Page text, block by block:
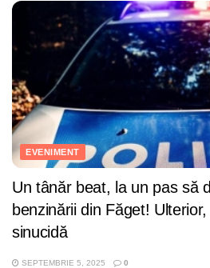
EVENIMENT
Un tânăr beat, la un pas să
benzinării din Făget!
sinucidă
SEPTEMBRIE 5, 2025 0